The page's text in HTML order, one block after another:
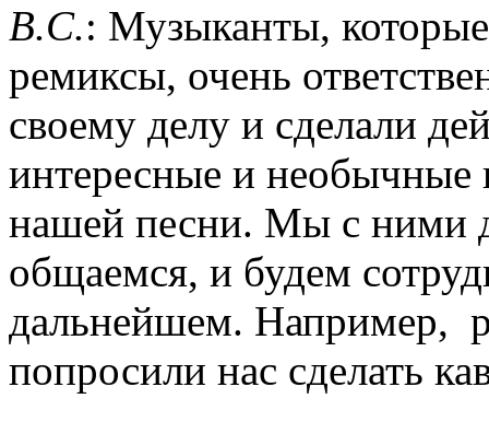
B.C.: Музыканты,
ремиксы, очень
своему делу и сделали
интересные и необычные
нашей песни. Мы с ними
общаемся, и будем
дальнейшем. Например,
попросили нас сделать